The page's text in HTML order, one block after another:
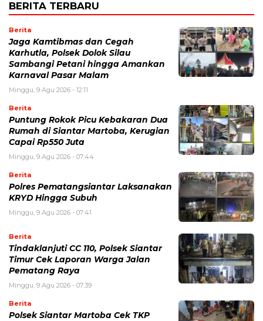
BERITA TERBARU
Berita
Jaga Kamtibmas dan Cegah
Karhutla, Polsek Dolok Silau
Sambangi Petani hingga Amankan
Karnaval Pasar Malam
Minggu, 9 Agu 2026 - 12:11
Berita
Puntung Rokok Picu Kebakaran Dua
Rumah di Siantar Martoba, Kerugian
Capai Rp550 Juta
Minggu, 9 Agu 2026 - 07:44
Berita
Polres Pematangsiantar Laksanakan
KRYD Hingga Subuh
Minggu, 9 Agu 2026 - 07:41
Berita
Tindaklanjuti CC 110, Polsek Siantar
Timur Cek Laporan Warga Jalan
Pematang Raya
Minggu, 9 Agu 2026 - 07:39
Berita
Polsek Siantar Martoba Cek TKP